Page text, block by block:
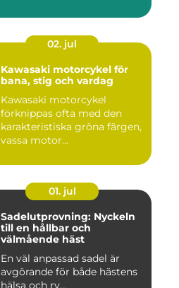
02. jul
Kawasaki motorcykel för
bana, stig och vardag
Kawasaki motorcykel
förknippas ofta med den
karakteristiska gröna färgen,
vassa motor...
01. jul
Sadelutprovning: Nyckeln
till en hållbar och
välmående häst
En väl anpassad sadel är
avgörande för både hästens
hälsa och ry...